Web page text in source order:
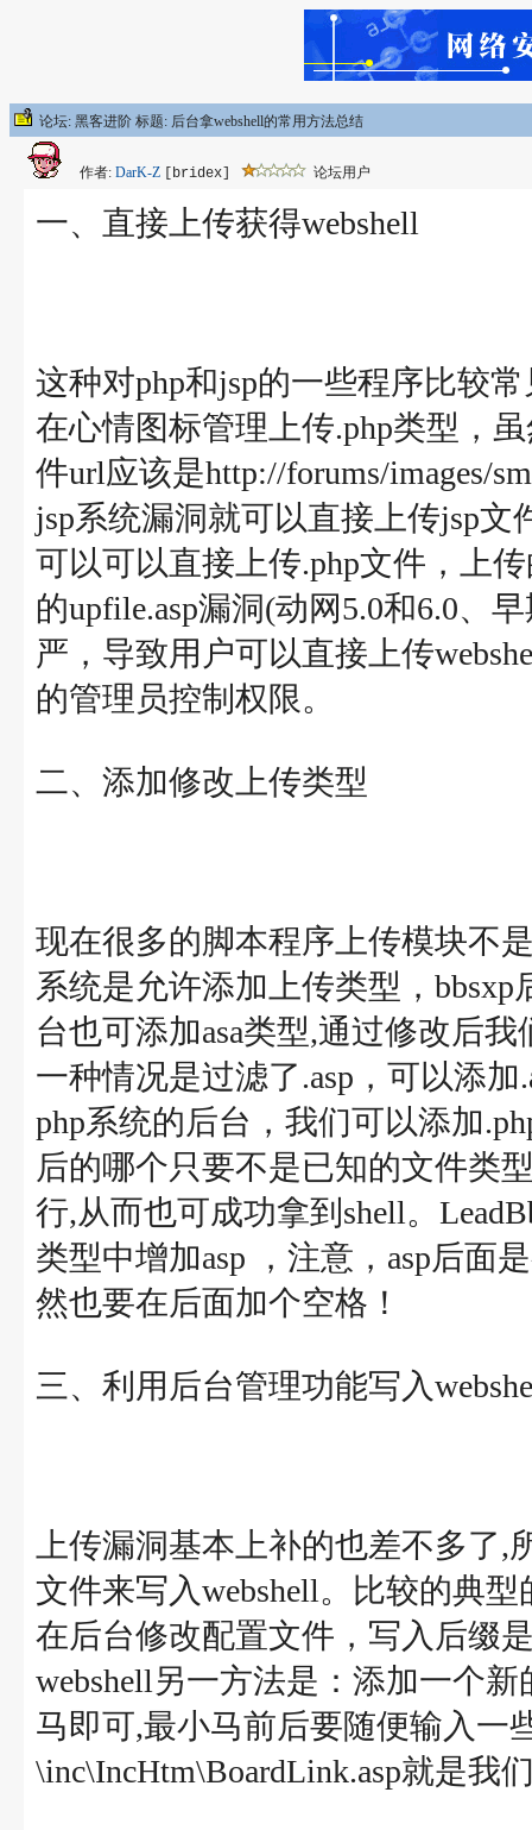
论坛: 黑客进阶 标题: 后台拿webshell的常用方法总结
作者: DarK-Z [bridex] 论坛用户
一、直接上传获得webshell
这种对php和jsp的一些程序比较
在心情图标管理上传.php类型，
件url应该是http://forums/images/
jsp系统漏洞就可以直接上传jsp
可以可以直接上传.php文件，上
的upfile.asp漏洞(动网5.0和6.0、
严，导致用户可以直接上传
的管理员控制权限。
二、添加修改上传类型
现在很多的脚本程序上传模块不
系统是允许添加上传类型，bbsxp
台也可添加asa类型,通过修改后
一种情况是过滤了.asp，可以添加
php系统的后台，我们可以添加
后的哪个只要不是已知的文件类
行,从而也可成功拿到shell。
类型中增加asp ，注意，asp后面
然也要在后面加个空格！
三、利用后台管理功能写入
上传漏洞基本上补的也差不多了
文件来写入webshell。比较的典型
在后台修改配置文件，写入后缀
webshell另一方法是：添加一个
马即可,最小马前后要随便输入一
\inc\IncHtm\BoardLink.asp就是我